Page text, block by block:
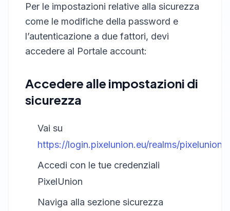
Per le impostazioni relative alla sicurezza
come le modifiche della password e
l’autenticazione a due fattori, devi
accedere al Portale account:
Accedere alle impostazioni di
sicurezza
Vai su
https://login.pixelunion.eu/realms/pixelunion/
Accedi con le tue credenziali
PixelUnion
Naviga alla sezione sicurezza